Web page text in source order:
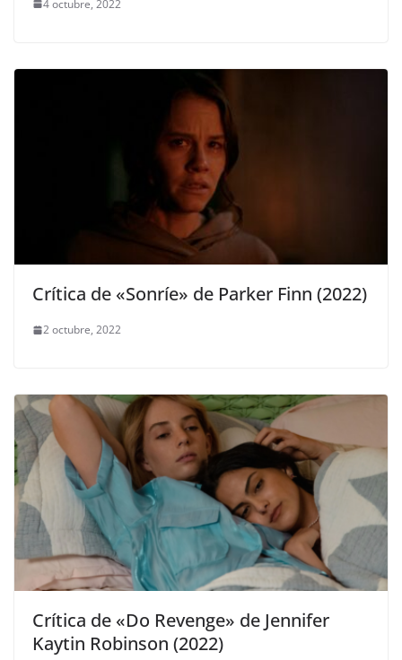
4 octubre, 2022
Crítica de «Sonríe» de Parker Finn (2022)
2 octubre, 2022
Crítica de «Do Revenge» de Jennifer
Kaytin Robinson (2022)